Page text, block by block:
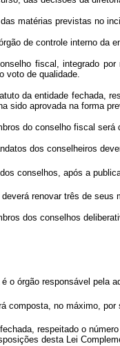
matérias previstas no
de controle interno da
fiscal, integrado
voto de qualidade.
da entidade fechada,
sido aprovada na forma
do conselho fiscal será
dos conselheiros
conselhos, após a
renovar três de
dos conselhos
o órgão responsável pela
composta, no máximo,
respeitado o
desta Lei